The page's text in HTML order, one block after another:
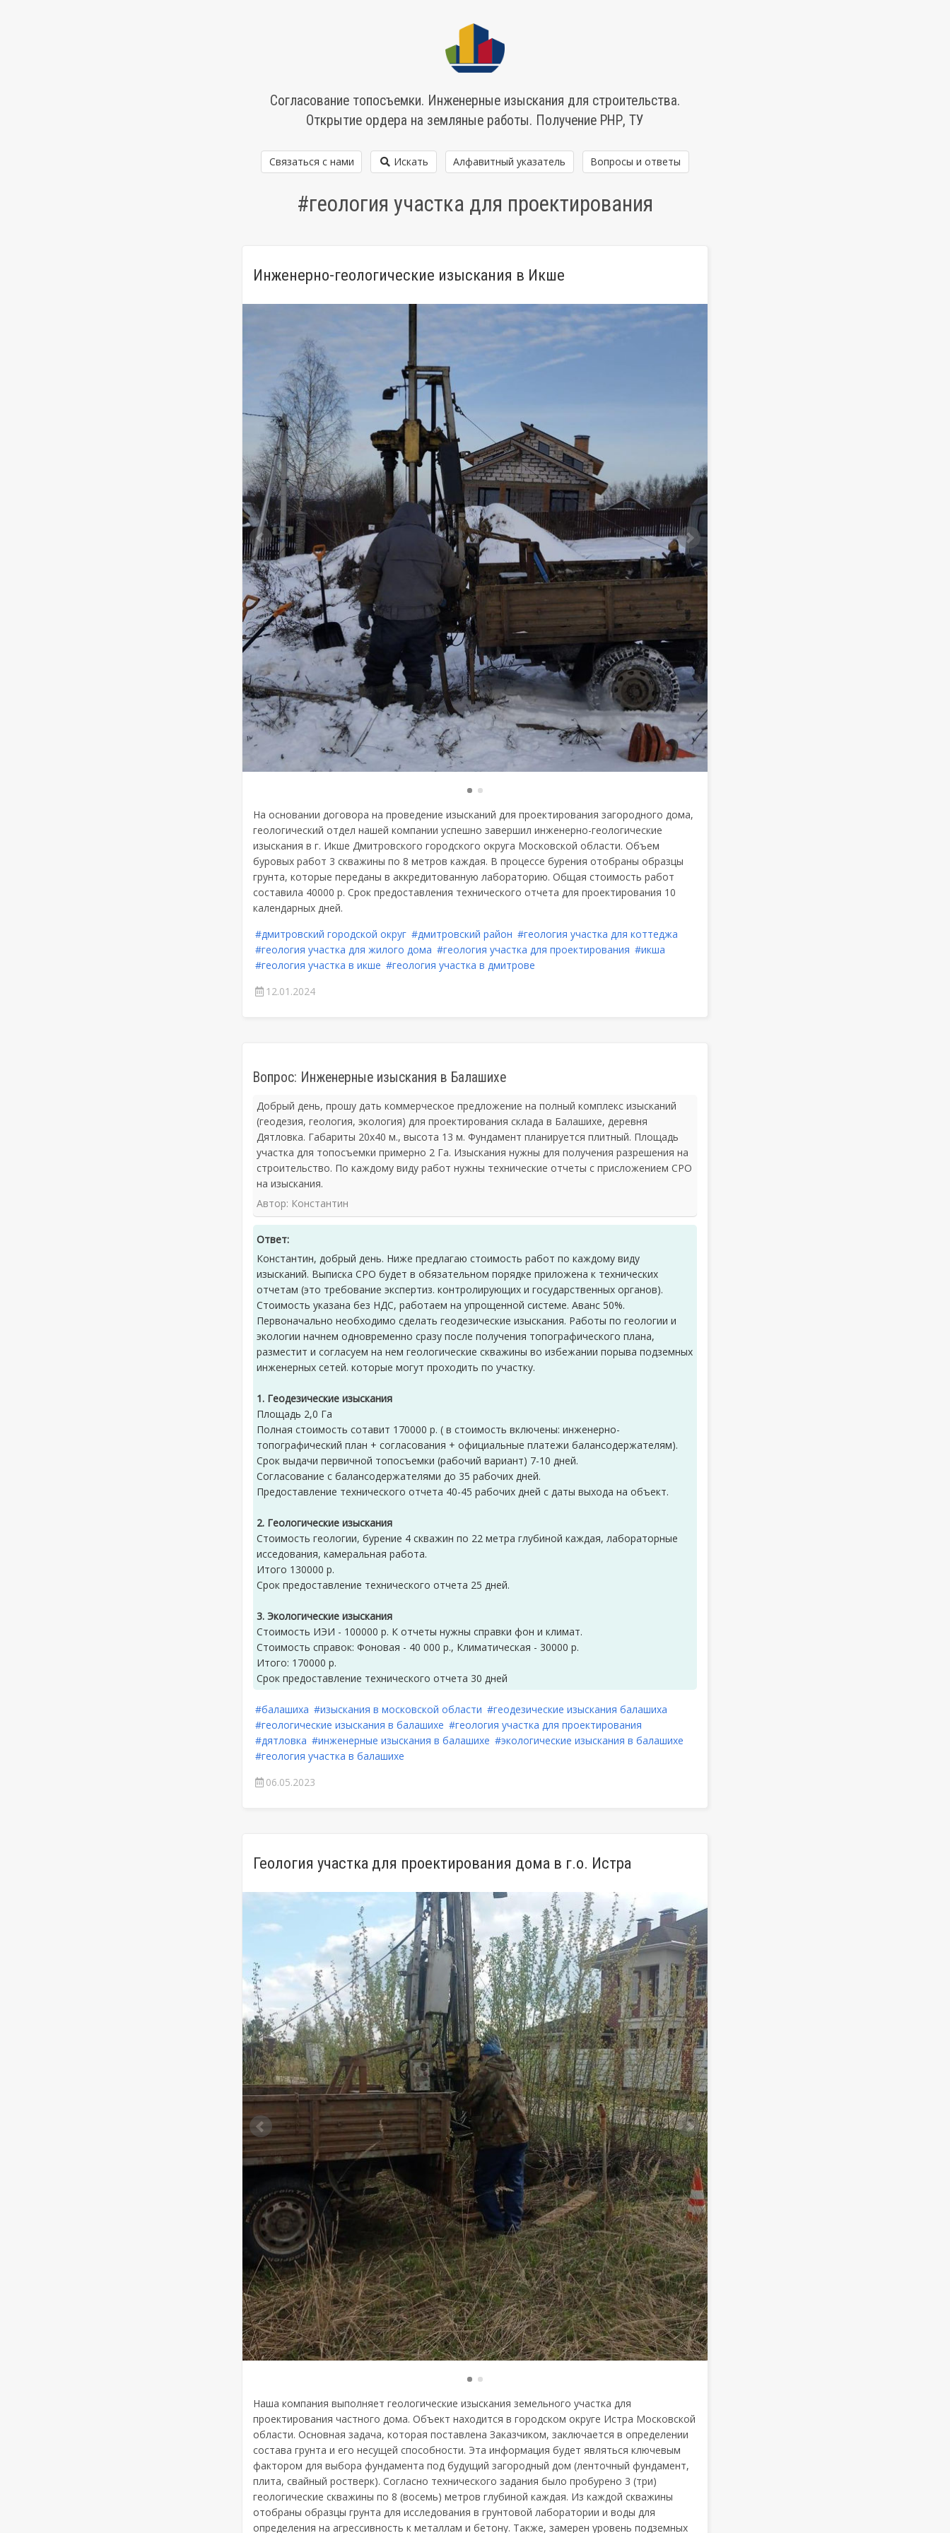
Согласование топосъемки. Инженерные изыскания для строительства.
Открытие ордера на земляные работы. Получение РНР, ТУ
Связаться с нами Искать Алфавитный указатель Вопросы и ответы
#геология участка для проектирования
Инженерно-геологические изыскания в Икше
На основании договора на проведение изысканий для проектирования загородного дома,
геологический отдел нашей компании успешно завершил инженерно-геологические
изыскания в г. Икше Дмитровского городского округа Московской области. Объем
буровых работ 3 скважины по 8 метров каждая. В процессе бурения отобраны образцы
грунта, которые переданы в аккредитованную лабораторию. Общая стоимость работ
составила 40000 р. Срок предоставления технического отчета для проектирования 10
календарных дней.
#дмитровский городской округ #дмитровский район #геология участка для коттеджа
#геология участка для жилого дома #геология участка для проектирования #икша
#геология участка в икше #геология участка в дмитрове
12.01.2024
Вопрос: Инженерные изыскания в Балашихе
Добрый день, прошу дать коммерческое предложение на полный комплекс изысканий
(геодезия, геология, экология) для проектирования склада в Балашихе, деревня
Дятловка. Габариты 20х40 м., высота 13 м. Фундамент планируется плитный. Площадь
участка для топосъемки примерно 2 Га. Изыскания нужны для получения разрешения на
строительство. По каждому виду работ нужны технические отчеты с присложением СРО
на изыскания.
Автор: Константин
Ответ:
Константин, добрый день. Ниже предлагаю стоимость работ по каждому виду
изысканий. Выписка СРО будет в обязательном порядке приложена к технических
отчетам (это требование экспертиз. контролирующих и государственных органов).
Стоимость указана без НДС, работаем на упрощенной системе. Аванс 50%.
Первоначально необходимо сделать геодезические изыскания. Работы по геологии и
экологии начнем одновременно сразу после получения топографического плана,
разместит и согласуем на нем геологические скважины во избежании порыва подземных
инженерных сетей. которые могут проходить по участку.
1. Геодезические изыскания
Площадь 2,0 Га
Полная стоимость сотавит 170000 р. ( в стоимость включены: инженерно-
топографический план + согласования + официальные платежи балансодержателям).
Срок выдачи первичной топосъемки (рабочий вариант) 7-10 дней.
Согласование с балансодержателями до 35 рабочих дней.
Предоставление технического отчета 40-45 рабочих дней с даты выхода на объект.
2. Геологические изыскания
Стоимость геологии, бурение 4 скважин по 22 метра глубиной каждая, лабораторные
исседования, камеральная работа.
Итого 130000 р.
Срок предоставление технического отчета 25 дней.
3. Экологические изыскания
Стоимость ИЭИ - 100000 р. К отчеты нужны справки фон и климат.
Стоимость справок: Фоновая - 40 000 р., Климатическая - 30000 р.
Итого: 170000 р.
Срок предоставление технического отчета 30 дней
#балашиха #изыскания в московской области #геодезические изыскания балашиха
#геологические изыскания в балашихе #геология участка для проектирования
#дятловка #инженерные изыскания в балашихе #экологические изыскания в балашихе
#геология участка в балашихе
06.05.2023
Геология участка для проектирования дома в г.о. Истра
Наша компания выполняет геологические изыскания земельного участка для
проектирования частного дома. Объект находится в городском округе Истра Московской
области. Основная задача, которая поставлена Заказчиком, заключается в определении
состава грунта и его несущей способности. Эта информация будет являться ключевым
фактором для выбора фундамента под будущий загородный дом (ленточный фундамент,
плита, свайный ростверк). Согласно технического задания было пробурено 3 (три)
геологические скважины по 8 (восемь) метров глубиной каждая. Из каждой скважины
отобраны образцы грунта для исследования в грунтовой лаборатории и воды для
определения на агрессивность к металлам и бетону. Также, замерен уровень подземных